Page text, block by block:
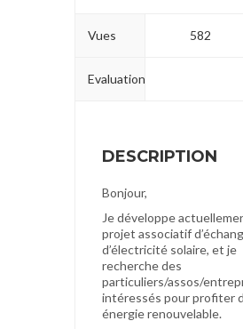
Vues 582
Evaluation
DESCRIPTION
Bonjour,
Je développe
projet associatif
d’électricité solaire, et je
recherche des
particuliers/assos/
intéressés pour profiter
énergie renouvelable.